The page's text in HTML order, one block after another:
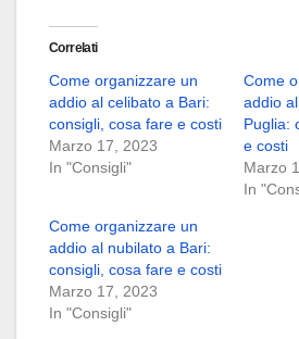
Correlati
Come organizzare un
addio al celibato a Bari:
consigli, cosa fare e costi
Marzo 17, 2023
In "Consigli"
Come
addio
Puglia:
e costi
Marzo
In
Come organizzare un
addio al nubilato a Bari:
consigli, cosa fare e costi
Marzo 17, 2023
In "Consigli"